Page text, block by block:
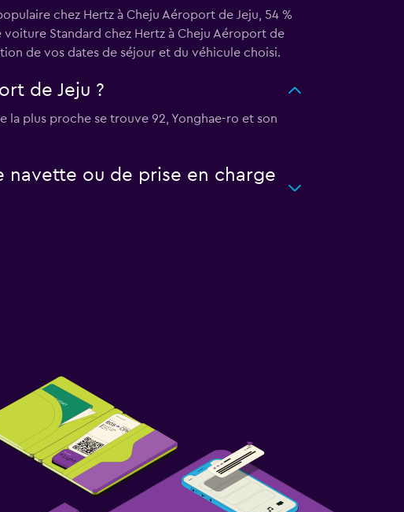
chez Hertz à Cheju Aéroport de Jeju, 54 %
Standard chez Hertz à Cheju Aéroport de
de vos dates de séjour et du véhicule choisi.
de Jeju ?
la plus proche se trouve 92, Yonghae-ro et son
navette ou de prise en charge